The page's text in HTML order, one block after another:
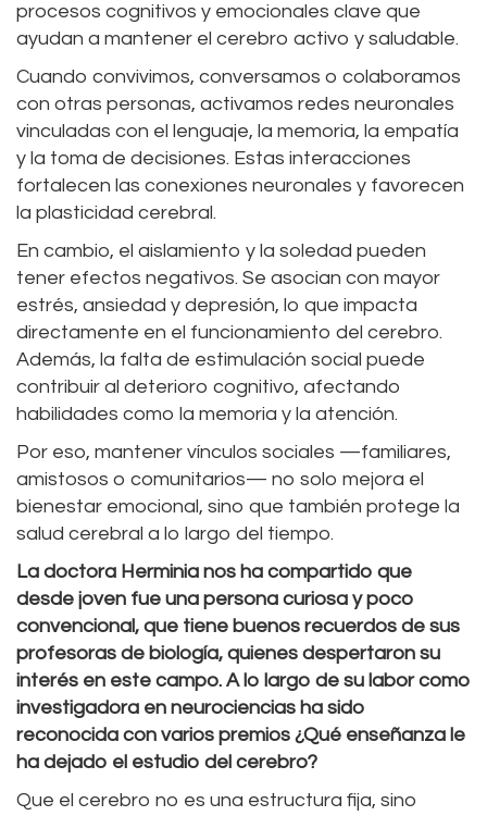
procesos cognitivos y emocionales clave que
ayudan a mantener el cerebro activo y saludable.
Cuando convivimos, conversamos o colaboramos
con otras personas, activamos redes neuronales
vinculadas con el lenguaje, la memoria, la empatía
y la toma de decisiones. Estas interacciones
fortalecen las conexiones neuronales y favorecen
la plasticidad cerebral.
En cambio, el aislamiento y la soledad pueden
tener efectos negativos. Se asocian con mayor
estrés, ansiedad y depresión, lo que impacta
directamente en el funcionamiento del cerebro.
Además, la falta de estimulación social puede
contribuir al deterioro cognitivo, afectando
habilidades como la memoria y la atención.
Por eso, mantener vínculos sociales —familiares,
amistosos o comunitarios— no solo mejora el
bienestar emocional, sino que también protege la
salud cerebral a lo largo del tiempo.
La doctora Herminia nos ha compartido que
desde joven fue una persona curiosa y poco
convencional, que tiene buenos recuerdos de sus
profesoras de biología, quienes despertaron su
interés en este campo. A lo largo de su labor como
investigadora en neurociencias ha sido
reconocida con varios premios ¿Qué enseñanza le
ha dejado el estudio del cerebro?
Que el cerebro no es una estructura fija, sino